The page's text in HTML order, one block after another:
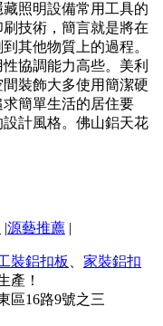
照明設備常用工具的
技術，簡言就是將在
其他物質上的過程。
協調能力高些。美利
裝飾大多使用簡潔硬
簡單生活的居住要
計風格。佛山鋁天花
|源藝推薦 |
裝鋁扣板
家裝鋁扣
產！
區16路9號之三